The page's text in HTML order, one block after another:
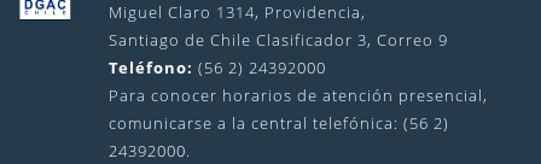
Miguel Claro 1314, Providencia,
Santiago de Chile Clasificador 3, Correo 9
Teléfono: (56 2) 24392000
Para conocer horarios de atención presencial,
comunicarse a la central telefónica: (56 2)
24392000.